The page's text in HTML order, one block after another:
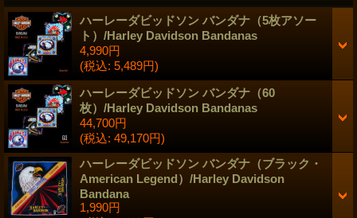
ハーレーダビッドソン バンダナ（5枚アソー
ト）/Harley Davidson Bandanas
4,990円
(税込: 5,489円)
ハーレーダビッドソン バンダナ（60
枚）/Harley Davidson Bandanas
44,700円
(税込: 49,170円)
ハーレーダビッドソン バンダナ（ブラック・
American Legend）/Harley Davidson
Bandana
1,990円